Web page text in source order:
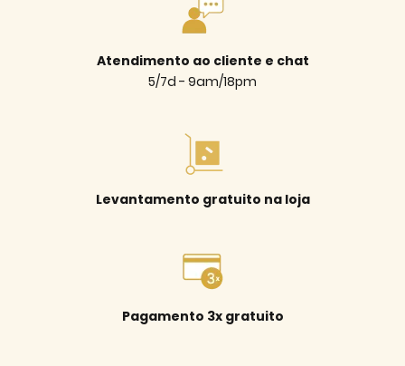
Atendimento ao cliente e chat
5/7d - 9am/18pm
Levantamento gratuito na loja
Pagamento 3x gratuito